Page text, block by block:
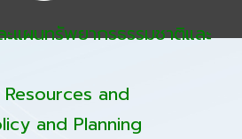
แผนทรัพยากรธรรมชาติและ
and
and Planning